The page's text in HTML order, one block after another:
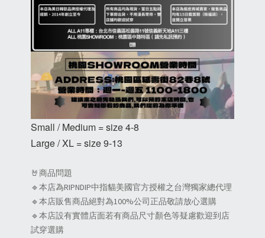
Small / Medium = size 4-8
Large / XL = size 9-13
🤘商品問題
🔹本店為RIPNDIP中指貓美國官方授權之台灣獨家總代理
🔹本店販售商品絕對為100%公司正品敬請放心選購
🔹本店設有實體店面若有商品尺寸顏色等疑慮歡迎到店
試穿選購